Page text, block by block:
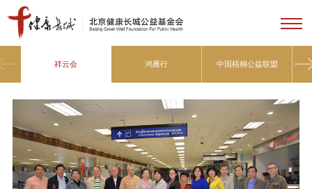
祥云会 鸿雁行 中国梧桐公益联盟